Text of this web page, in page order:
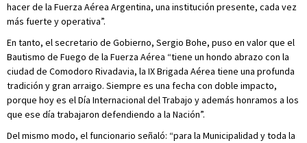
hacer de la Fuerza Aérea Argentina, una institución presente, cada vez
más fuerte y operativa”.
En tanto, el secretario de Gobierno, Sergio Bohe, puso en valor que el
Bautismo de Fuego de la Fuerza Aérea “tiene un hondo abrazo con la
ciudad de Comodoro Rivadavia, la IX Brigada Aérea tiene una profunda
tradición y gran arraigo. Siempre es una fecha con doble impacto,
porque hoy es el Día Internacional del Trabajo y además honramos a los
que ese día trabajaron defendiendo a la Nación”.
Del mismo modo, el funcionario señaló: “para la Municipalidad y toda la